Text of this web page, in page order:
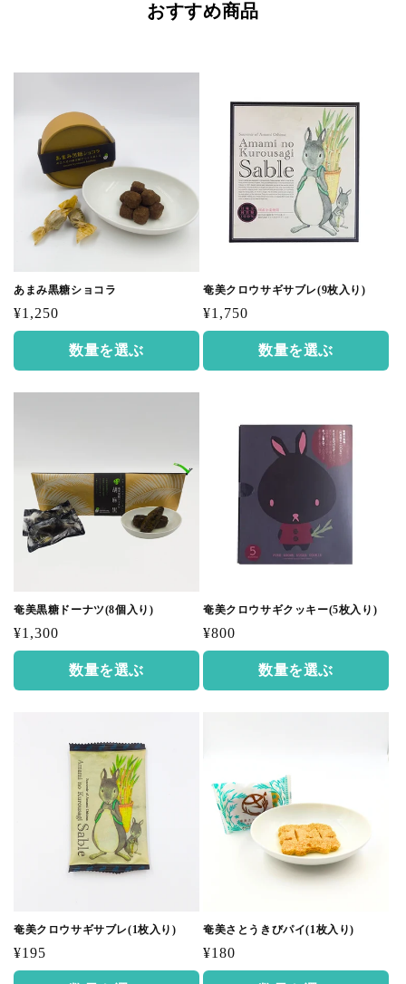
おすすめ商品
あまみ黒糖ショコラ
通
常
格
¥1,250
数量を選ぶ
奄美クロウサギサブレ(9枚入り)
通
常
格
¥1,750
数量を選ぶ
奄美黒糖ドーナツ(8個入り)
通
常
格
¥1,300
数量を選ぶ
奄美クロウサギクッキー(5枚入り)
通
常
格
¥800
数量を選ぶ
奄美クロウサギサブレ(1枚入り)
通
常
¥195
奄美さとうきびパイ(1枚入り)
通
常
¥180